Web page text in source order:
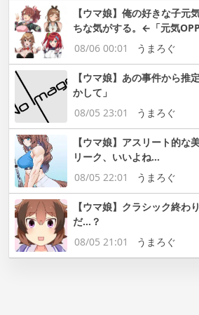
【ウマ娘】俺の好きな子元
ちな気がする。←「元気
08/06 00:01
うまろぐ
【ウマ娘】あの事件から
かして」
08/05 23:01
うまろぐ
【ウマ娘】アスリート的な
リーク、いいよね…
08/05 22:01
うまろぐ
【ウマ娘】クラシック終わ
だ…？
08/05 21:01
うまろぐ